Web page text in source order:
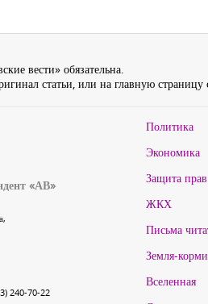
вести» обязательна.
статьи, или на главную страницу
«АВ»
240-70-22
Политика
Экономика
Защита прав
ЖКХ
Письма
Земля-
Вселенная